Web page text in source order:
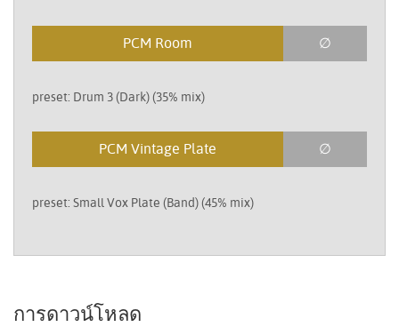
PCM Room ∅
preset: Drum 3 (Dark) (35% mix)
PCM Vintage Plate ∅
preset: Small Vox Plate (Band) (45% mix)
การดาวน์โหลด